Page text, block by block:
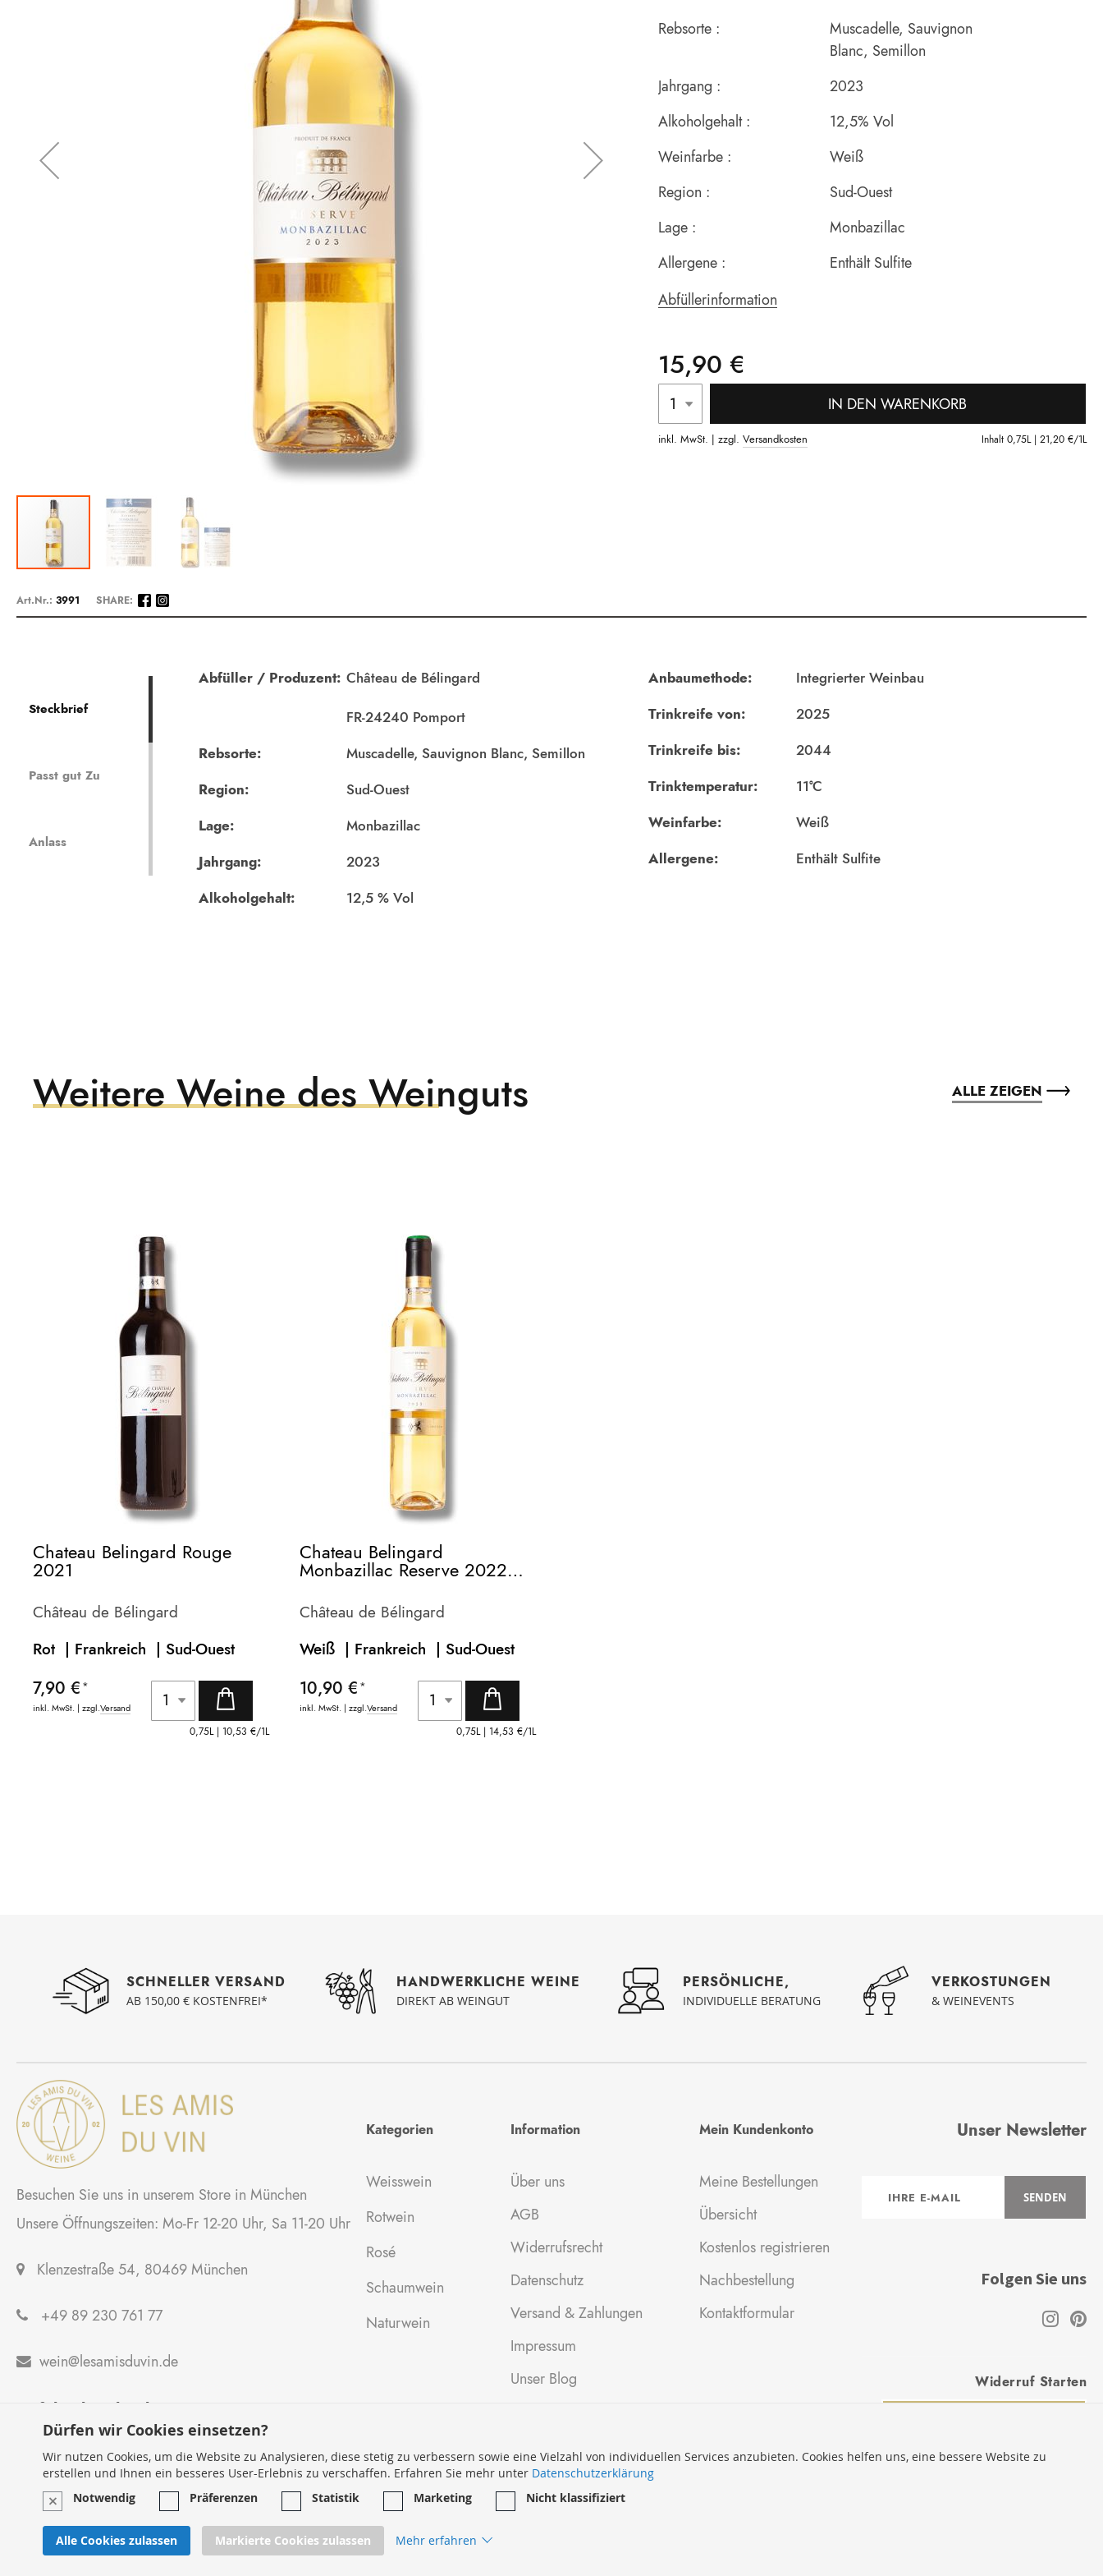
Rebsorte :
Muscadelle, Sauvignon
Blanc, Semillon
Jahrgang :
2023
Alkoholgehalt :
12,5% Vol
Weinfarbe :
Weiß
Region :
Sud-Ouest
Lage :
Monbazillac
Allergene :
Enthält Sulfite
Abfüllerinformation
15,90 €
IN DEN WARENKORB
inkl. MwSt. | zzgl.Versandkosten Inhalt 0,75L | 21,20 €/1L
Anfang
Art.Nr.: 3991 SHARE:
Steckbrief
Passt gut Zu
Anlass
Beschreibung
Abfüller / Produzent: Château de Bélingard
FR-24240 Pomport
Rebsorte:
Muscadelle, Sauvignon Blanc, Semillon
Region:
Sud-Ouest
Lage:
Monbazillac
Jahrgang:
2023
Alkoholgehalt:
12,5
Anbaumethode:
Integrierter Weinbau
Trinkreife von:
2025
Trinkreife bis:
2044
Trinktemperatur:
11°C
Weinfarbe:
Weiß
Allergene:
Enthält Sulfite
Weitere Weine des Weinguts ALLE ZEIGEN
Chateau Belingard Rouge
2021
Château de Bélingard
Rot | Frankreich | Sud-Ouest
7,90 €
inkl. MwSt. | zzgl.Versand
0,75L | 10,53 €/1L
Chateau Belingard
Monbazillac Reserve 2022
Château de Bélingard
Weiß | Frankreich | Sud-Ouest
10,90 €
inkl. MwSt. | zzgl.Versand
0,75L | 14,53 €/1L
SCHNELLER VERSAND
AB 150,00 € KOSTENFREI*
HANDWERKLICHE WEINE
DIREKT AB WEINGUT
PERSÖNLICHE,
INDIVIDUELLE BERATUNG
VERKOSTUNGEN
& WEINEVENTS
Besuchen Sie uns in unserem Store in München
Unsere Öffnungszeiten: Mo-Fr 12-20 Uhr, Sa 11-20 Uhr
Klenzestraße 54, 80469 München
+49 89 230 761 77
 wein@lesamisduvin.de
Anfahrtsbeschreibung
Kategorien
Weisswein
Rotwein
Rosé
Schaumwein
Naturwein
Information
Über uns
AGB
Widerrufsrecht
Datenschutz
Versand & Zahlungen
Impressum
Unser Blog
Mein Kundenkonto
Meine Bestellungen
Übersicht
Kostenlos registrieren
Nachbestellung
Kontaktformular
Unser Newsletter
SENDEN
Folgen Sie uns
Widerruf Starten
Dürfen wir Cookies einsetzen?
Wir nutzen Cookies, um die Website zu Analysieren, diese stetig zu verbessern sowie eine Vielzahl von individuellen Services anzubieten. Cookies helfen uns, eine bessere Website zu
erstellen und Ihnen ein besseres User-Erlebnis zu verschaffen. Erfahren Sie mehr unter Datenschutzerklärung
Notwendig
Präferenzen Statistik Marketing Nicht klassifiziert
Alle Cookies zulassen Markierte Cookies zulassen Mehr erfahren